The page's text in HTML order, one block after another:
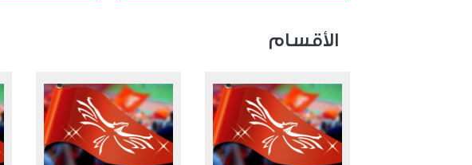
الأقسام